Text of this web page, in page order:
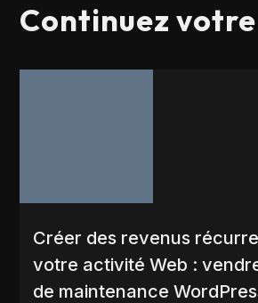
Continuez
Créer des revenus
votre activité Web :
de maintenance